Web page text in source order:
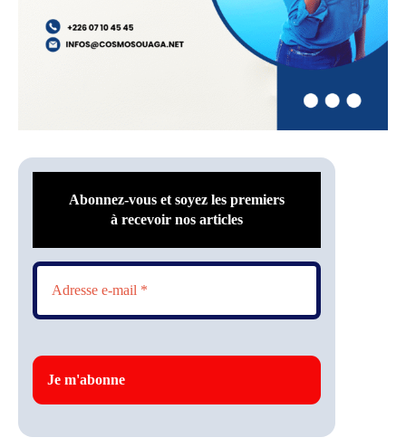
Abonnez-vous et soyez les premiers
à recevoir nos articles